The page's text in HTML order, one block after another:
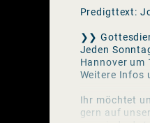
Predigttext:
❯❯
Jeden
Hannover um
Weitere Infos
Ihr möchtet
gern auf